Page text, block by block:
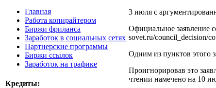
Главная
Работа копирайтером
Биржи фриланса
Заработок в социальных сетях
Партнерские программы
Биржи ссылок
Заработок на трафике
Кредиты:
3 июля с
Официальное заявление
sovet.ru/council_decision/
Одним из пунктов этого
Проигнорировав это
чтении намечено на 10